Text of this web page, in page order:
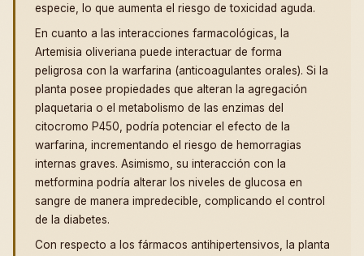
especie, lo que aumenta el riesgo de toxicidad aguda.
En cuanto a las interacciones farmacológicas, la
Artemisia oliveriana puede interactuar de forma
peligrosa con la warfarina (anticoagulantes orales). Si la
planta posee propiedades que alteran la agregación
plaquetaria o el metabolismo de las enzimas del
citocromo P450, podría potenciar el efecto de la
warfarina, incrementando el riesgo de hemorragias
internas graves. Asimismo, su interacción con la
metformina podría alterar los niveles de glucosa en
sangre de manera impredecible, complicando el control
de la diabetes.
Con respecto a los fármacos antihipertensivos, la planta